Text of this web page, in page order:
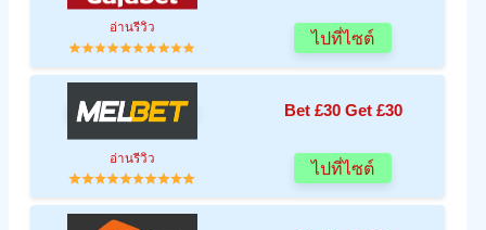
อ่านรีวิว
ไปที่ไซต์
Bet £30 Get £30
อ่านรีวิว
ไปที่ไซต์